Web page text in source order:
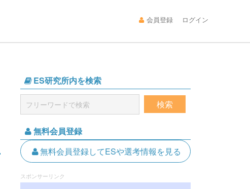
会員登録 ログイン
ES研究所内を検索
無料会員登録
無料会員登録してESや選考情報を見る
スポンサーリンク